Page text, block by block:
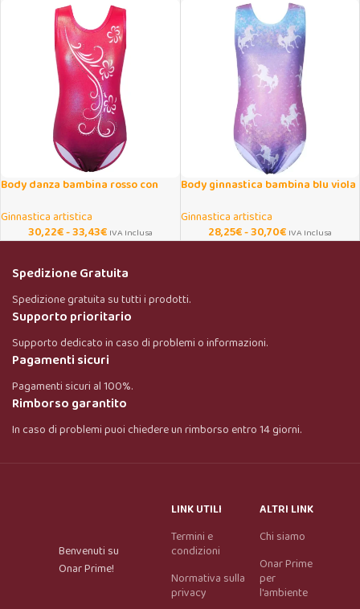
Body danza bambina rosso con
Ginnastica artistica
30,22€-33,43€ IVA Inclusa
Body ginnastica bambina blu viola
Ginnastica artistica
28,25€-30,70€ IVA Inclusa
Spedizione Gratuita
Spedizione gratuita su tutti i prodotti.
Supporto prioritario
Supporto dedicato in caso di problemi o informazioni.
Pagamenti sicuri
Pagamenti sicuri al 100%.
Rimborso garantito
In caso di problemi puoi chiedere un rimborso entro 14 giorni.
Benvenuti su
Onar Prime!
LINK UTILI
Termini e
condizioni
Normativa sulla
privacy
ALTRI LINK
Chi siamo
Onar Prime
per
l'ambiente